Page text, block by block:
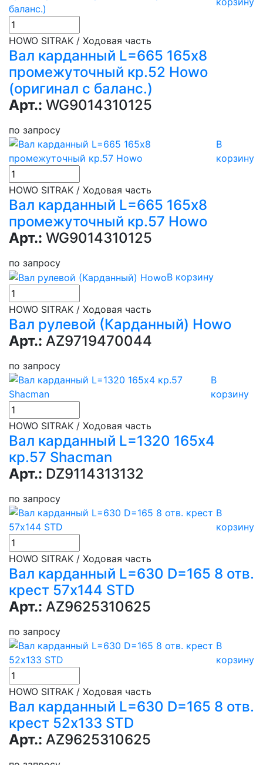
HOWO SITRAK / Ходовая часть
Вал карданный L=665 165х8
промежуточный кр.52 Howo
(оригинал с баланс.)
Арт.: WG9014310125
по запросу
В
корзину
HOWO SITRAK / Ходовая часть
Вал карданный L=665 165х8
промежуточный кр.57 Howo
Арт.: WG9014310125
по запросу
В корзину
HOWO SITRAK / Ходовая часть
Вал рулевой (Карданный) Howo
Арт.: AZ9719470044
по запросу
В
корзину
HOWO SITRAK / Ходовая часть
Вал карданный L=1320 165х4
кр.57 Shacman
Арт.: DZ9114313132
по запросу
В
корзину
HOWO SITRAK / Ходовая часть
Вал карданный L=630 D=165 8 отв.
крест 57х144 STD
Арт.: AZ9625310625
по запросу
В
корзину
HOWO SITRAK / Ходовая часть
Вал карданный L=630 D=165 8 отв.
крест 52х133 STD
Арт.: AZ9625310625